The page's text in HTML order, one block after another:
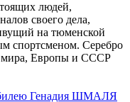
людей,
своего дела,
на тюменской
спортсменом. Серебро
мира, Европы и СССР